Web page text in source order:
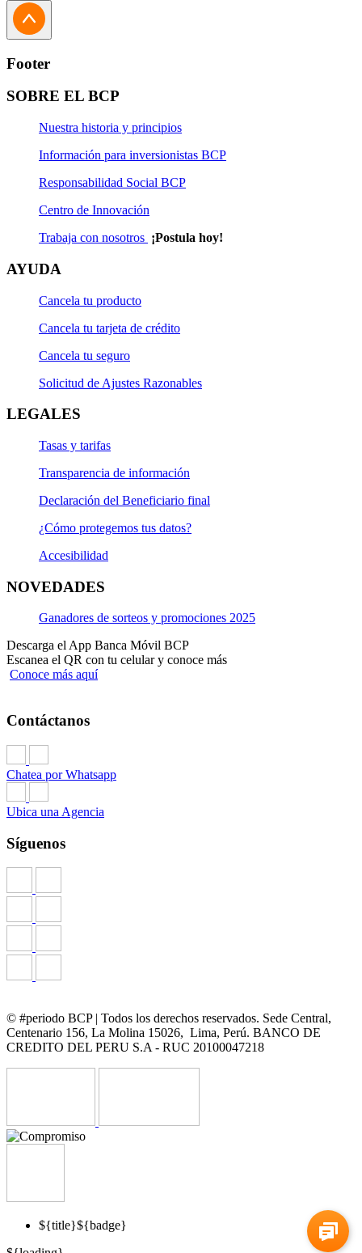
Footer
SOBRE EL BCP
Nuestra historia y principios
Información para inversionistas BCP
Responsabilidad Social BCP
Centro de Innovación
Trabaja con nosotros ¡Postula hoy!
AYUDA
Cancela tu producto
Cancela tu tarjeta de crédito
Cancela tu seguro
Solicitud de Ajustes Razonables
LEGALES
Tasas y tarifas
Transparencia de información
Declaración del Beneficiario final
¿Cómo protegemos tus datos?
Accesibilidad
NOVEDADES
Ganadores de sorteos y promociones 2025
Descarga el App Banca Móvil BCP
Escanea el QR con tu celular y conoce más
Conoce más aquí
Contáctanos
Chatea por Whatsapp
Ubica una Agencia
Síguenos
© #periodo BCP | Todos los derechos reservados. Sede Central,
Centenario 156, La Molina 15026, Lima, Perú. BANCO DE
CREDITO DEL PERU S.A - RUC 20100047218
${title}${badge}